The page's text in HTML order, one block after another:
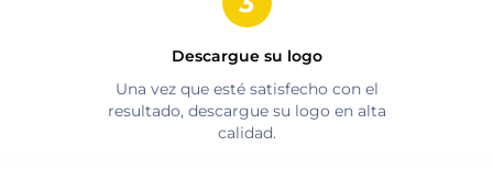
Descargue su logo
Una vez que esté satisfecho con el
resultado, descargue su logo en alta
calidad.